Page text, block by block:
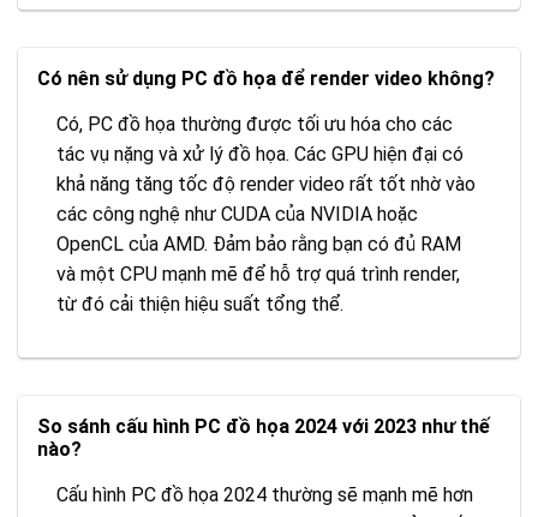
Có nên sử dụng PC đồ họa để render video không?
Có, PC đồ họa thường được tối ưu hóa cho các
tác vụ nặng và xử lý đồ họa. Các GPU hiện đại có
khả năng tăng tốc độ render video rất tốt nhờ vào
các công nghệ như CUDA của NVIDIA hoặc
OpenCL của AMD. Đảm bảo rằng bạn có đủ RAM
và một CPU mạnh mẽ để hỗ trợ quá trình render,
từ đó cải thiện hiệu suất tổng thể.
So sánh cấu hình PC đồ họa 2024 với 2023 như thế
nào?
Cấu hình PC đồ họa 2024 thường sẽ mạnh mẽ hơn